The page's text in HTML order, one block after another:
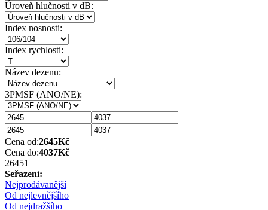
Úroveň hlučnosti v dB:
Index nosnosti:
Index rychlosti:
Název dezenu:
3PMSF (ANO/NE):
Cena od:2645Kč
Cena do:4037Kč
26451
Seřazení:
Nejprodávanější
Od nejlevnějšího
Od nejdražšího